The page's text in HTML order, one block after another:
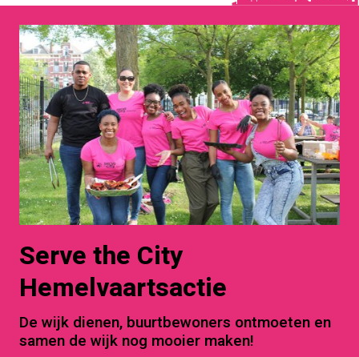
Serve the City
Hemelvaartsactie
De wijk dienen, buurtbewoners ontmoeten en
samen de wijk nog mooier maken!